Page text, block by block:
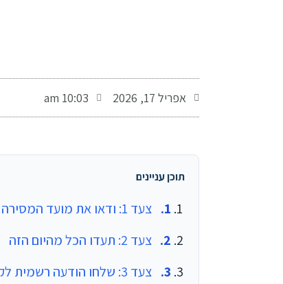
אפריל 17, 2026 10:03 am
תוכן עניינים
צעד 1: ודאו את מועד המסירה החוזי המדויק
צעד 2: תעדו הכל מהיום הזה
צעד 3: שלחו הודעה רשמית לקבלן